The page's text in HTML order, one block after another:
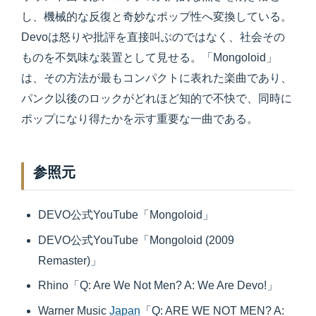
し、機械的な反復と奇妙なポップ性へ変換している。
Devoは怒りや批評を直接叫ぶのではなく、社会その
ものを不気味な装置として見せる。「Mongoloid」
は、その方法が最もコンパクトに表れた楽曲であり、
パンク以後のロックがどれほど知的で不快で、同時に
ポップになり得たかを示す重要な一曲である。
参照元
DEVO公式YouTube「Mongoloid」
DEVO公式YouTube「Mongoloid (2009
Remaster)」
Rhino「Q: Are We Not Men? A: We Are Devo!」
Warner MusicJapan 「Q: ARE WE NOT MEN? A: